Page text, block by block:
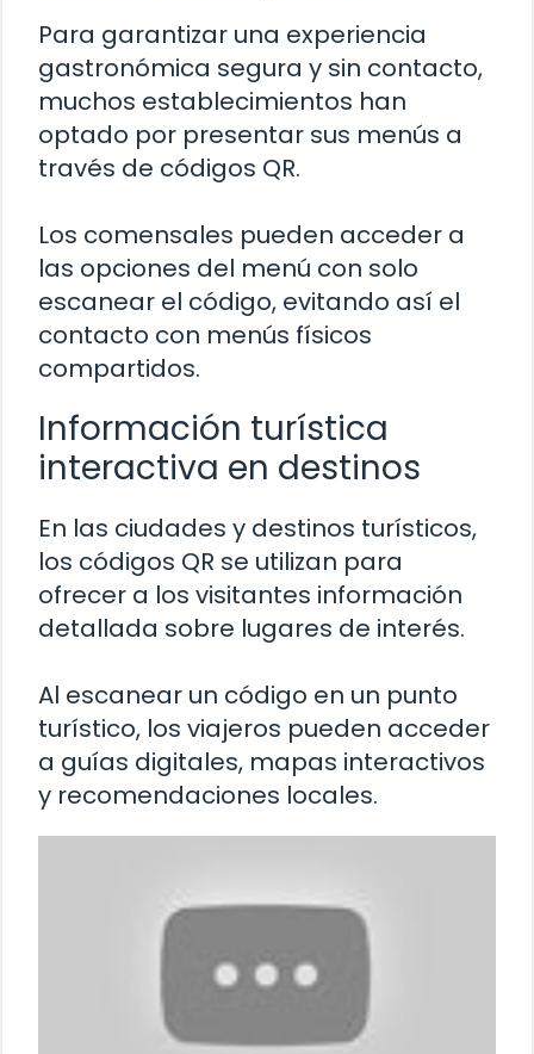
Para garantizar una experiencia
gastronómica segura y sin contacto,
muchos establecimientos han
optado por presentar sus menús a
través de códigos QR.
Los comensales pueden acceder a
las opciones del menú con solo
escanear el código, evitando así el
contacto con menús físicos
compartidos.
Información turística
interactiva en destinos
En las ciudades y destinos turísticos,
los códigos QR se utilizan para
ofrecer a los visitantes información
detallada sobre lugares de interés.
Al escanear un código en un punto
turístico, los viajeros pueden acceder
a guías digitales, mapas interactivos
y recomendaciones locales.